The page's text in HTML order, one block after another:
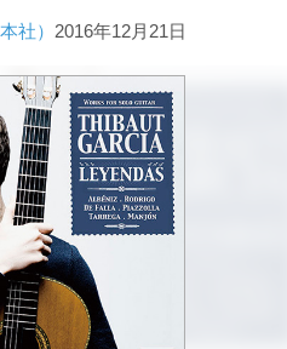
社） 2016年12月21日